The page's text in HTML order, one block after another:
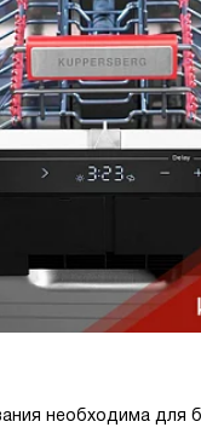
необходима для